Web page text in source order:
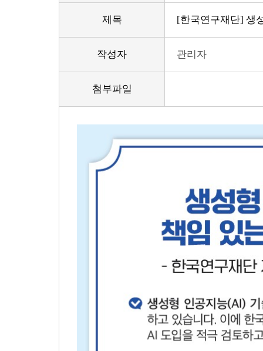
제목 [한국연구재단] 생
작성자 관리자
첨부파일